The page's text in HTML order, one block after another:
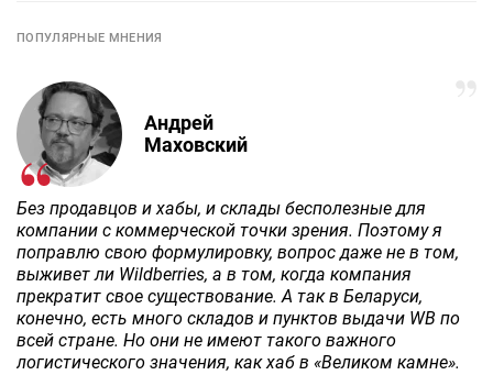
ПОПУЛЯРНЫЕ МНЕНИЯ
Андрей
Маховский
Без продавцов и хабы, и склады бесполезные для
компании с коммерческой точки зрения. Поэтому я
поправлю свою формулировку, вопрос даже не в том,
выживет ли Wildberries, а в том, когда компания
прекратит свое существование. А так в Беларуси,
конечно, есть много складов и пунктов выдачи WB по
всей стране. Но они не имеют такого важного
логистического значения, как хаб в «Великом камне».